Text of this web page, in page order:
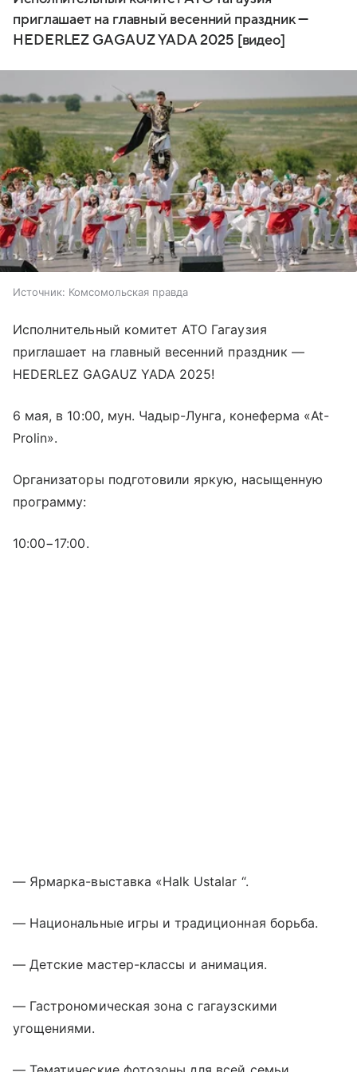
приглашает на главный весенний праздник —
HEDERLEZ GAGAUZ YADA 2025 [видео]
Источник: Комсомольская правда
Исполнительный комитет АТО Гагаузия
приглашает на главный весенний праздник —
HEDERLEZ GAGAUZ YADA 2025!
6 мая, в 10:00, мун. Чадыр-Лунга, конеферма «At-
Prolin».
Организаторы подготовили яркую, насыщенную
программу:
10:00−17:00.
— Ярмарка-выставка «Halk Ustalar “.
— Национальные игры и традиционная борьба.
— Детские мастер-классы и анимация.
— Гастрономическая зона с гагаузскими
угощениями.